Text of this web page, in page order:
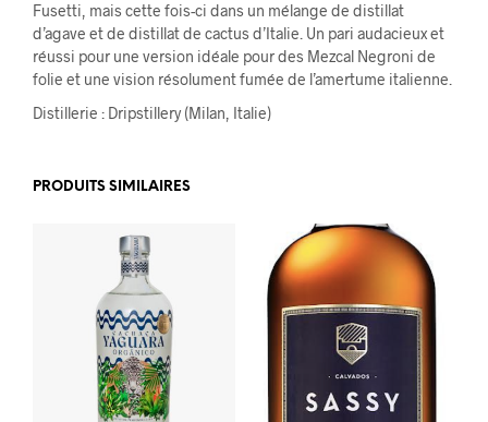
Fusetti, mais cette fois-ci dans un mélange de distillat
d’agave et de distillat de cactus d’Italie. Un pari audacieux et
réussi pour une version idéale pour des Mezcal Negroni de
folie et une vision résolument fumée de l’amertume italienne.
Distillerie : Dripstillery (Milan, Italie)
PRODUITS SIMILAIRES